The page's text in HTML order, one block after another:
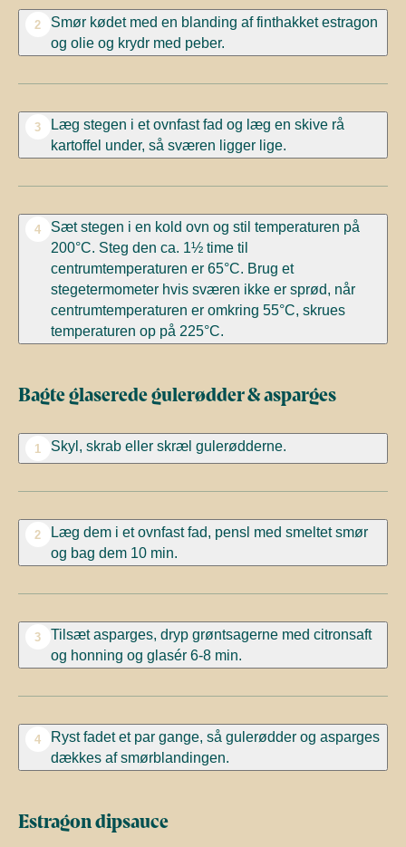
2
Smør kødet med en blanding af finthakket estragon
og olie og krydr med peber.
3
Læg stegen i et ovnfast fad og læg en skive rå
kartoffel under, så sværen ligger lige.
4
Sæt stegen i en kold ovn og stil temperaturen på
200°C. Steg den ca. 1½ time til
centrumtemperaturen er 65°C. Brug et
stegetermometer hvis sværen ikke er sprød, når
centrumtemperaturen er omkring 55°C, skrues
temperaturen op på 225°C.
Bagte glaserede gulerødder & asparges
1 Skyl, skrab eller skræl gulerødderne.
2
Læg dem i et ovnfast fad, pensl med smeltet smør
og bag dem 10 min.
3
Tilsæt asparges, dryp grøntsagerne med citronsaft
og honning og glasér 6-8 min.
4
Ryst fadet et par gange, så gulerødder og asparges
dækkes af smørblandingen.
Estragon dipsauce